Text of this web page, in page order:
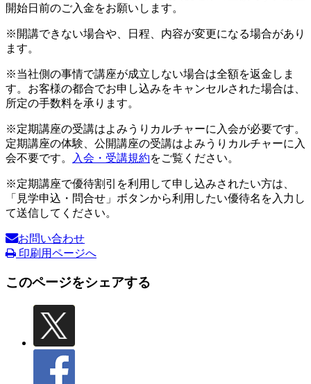
開始日前のご入金をお願いします。
※開講できない場合や、日程、内容が変更になる場合があり
ます。
※当社側の事情で講座が成立しない場合は全額を返金しま
す。お客様の都合でお申し込みをキャンセルされた場合は、
所定の手数料を承ります。
※定期講座の受講はよみうりカルチャーに入会が必要です。
定期講座の体験、公開講座の受講はよみうりカルチャーに入
会不要です。
入会・受講規約をご覧ください。
※定期講座で優待割引を利用して申し込みされたい方は、
「見学申込・問合せ」ボタンから利用したい優待名を入力し
て送信してください。
お問い合わせ
印刷用ページへ
このページをシェアする